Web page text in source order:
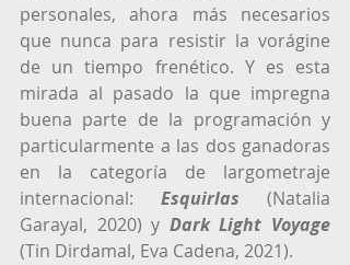
personales, ahora más necesarios
que nunca para resistir la vorágine
de un tiempo frenético. Y es esta
mirada al pasado la que impregna
buena parte de la programación y
particularmente a las dos ganadoras
en la categoría de largometraje
internacional: Esquirlas
(Natalia
Garayal, 2020) y Dark Light Voyage
(Tin Dirdamal, Eva Cadena, 2021).